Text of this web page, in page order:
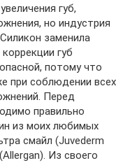
губ,
но индустрия
заменила
губ
потому что
при соблюдении всех
Перед
правильно
из моих любимых
смайл (Juvederm
Из своего